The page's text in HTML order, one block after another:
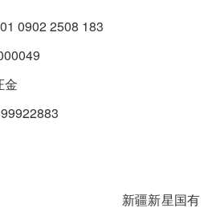
0902 2508 183
金
新疆新星国有